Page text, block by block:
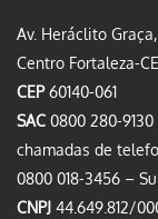
Av. Heráclito
Centro Fortaleza-CE
CEP60140-061
SAC 0800 280-
chamadas de
0800 018-3456 –
CNPJ 44.649.812/